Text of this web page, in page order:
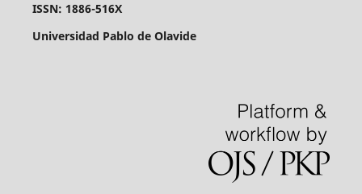
ISSN: 1886-516X
Universidad Pablo de Olavide